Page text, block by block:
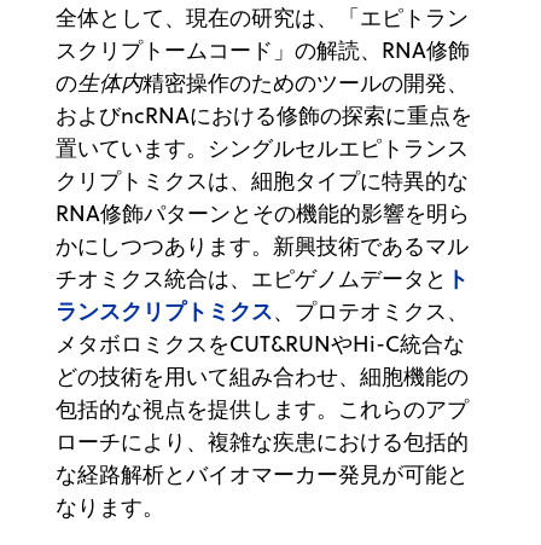
全体として、現在の研究は、「エピトラン
スクリプトームコード」の解読、RNA修飾
の生体内精密操作のためのツールの開発、
およびncRNAにおける修飾の探索に重点を
置いています。シングルセルエピトランス
クリプトミクスは、細胞タイプに特異的な
RNA修飾パターンとその機能的影響を明ら
かにしつつあります。新興技術であるマル
チオミクス統合は、エピゲノムデータと ト
ランスクリプトミクス、プロテオミクス、
メタボロミクスをCUT&RUNやHi-C統合な
どの技術を用いて組み合わせ、細胞機能の
包括的な視点を提供します。これらのアプ
ローチにより、複雑な疾患における包括的
な経路解析とバイオマーカー発見が可能と
なります。